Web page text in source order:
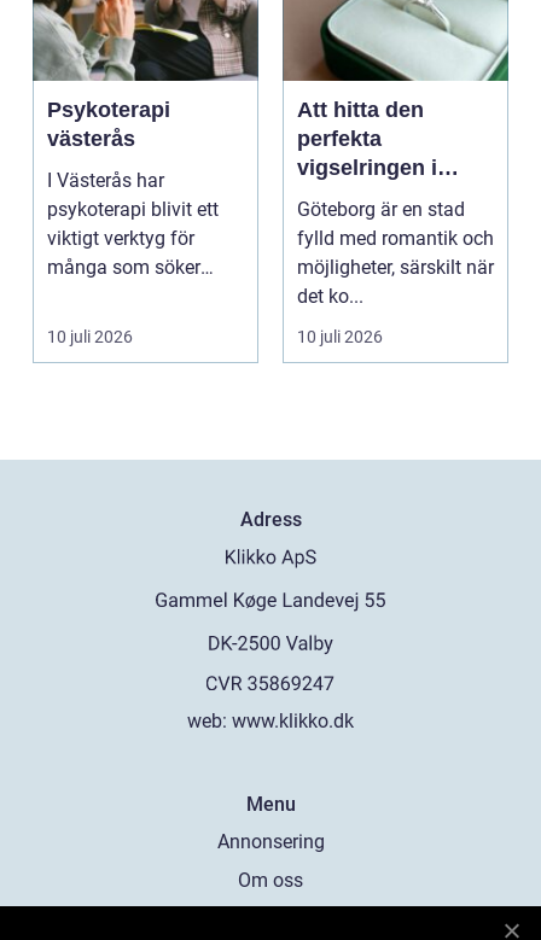
Psykoterapi
västerås
I Västerås har
psykoterapi blivit ett
viktigt verktyg för
många som söker
välmående i liv...
10 juli 2026
Att hitta den
perfekta
vigselringen i
Göteborg
Göteborg är en stad
fylld med romantik och
möjligheter, särskilt när
det ko...
10 juli 2026
Adress
web: www.klikko.dk
Menu
Annonsering
Om oss